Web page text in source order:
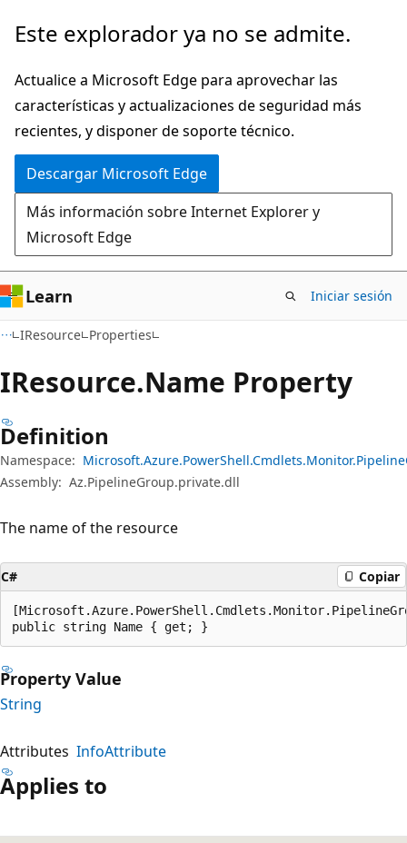
Ir
contenido
principal
Ir
la
navegación
en
la
página
Este explorador ya no se admite.
Actualice a Microsoft Edge para aprovechar las
características y actualizaciones de seguridad más
recientes, y disponer de soporte técnico.
Descargar Microsoft Edge
Más información sobre Internet Explorer y
Microsoft Edge
Learn Iniciar sesión
IResource Properties
IResource.Name Property
Definition
Namespace:
Assembly: Az.PipelineGroup.private.dll
The name of the resource
C# Copiar
public string Name { get; }
Property Value
String
Attributes InfoAttribute
Applies to